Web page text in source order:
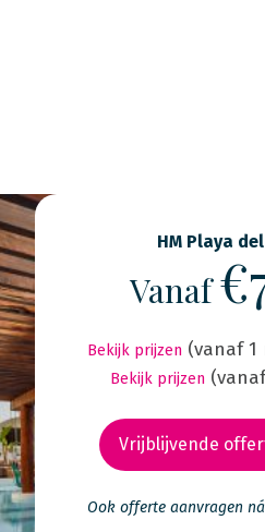
HM Playa
Vanaf
Bekijk prijzen (vanaf 1
Bekijk prijzen
Vrijblijvende
Ook offerte aanvragen